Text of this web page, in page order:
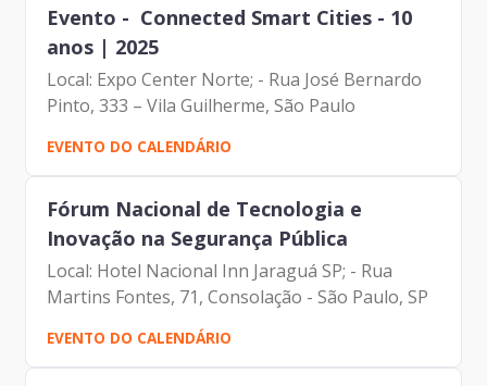
Evento - Connected Smart Cities - 10
anos | 2025
Local: Expo Center Norte; - Rua José Bernardo
Pinto, 333 – Vila Guilherme, São Paulo
EVENTO DO CALENDÁRIO
Fórum Nacional de Tecnologia e
Inovação na Segurança Pública
Local: Hotel Nacional Inn Jaraguá SP; - Rua
Martins Fontes, 71, Consolação - São Paulo, SP
EVENTO DO CALENDÁRIO